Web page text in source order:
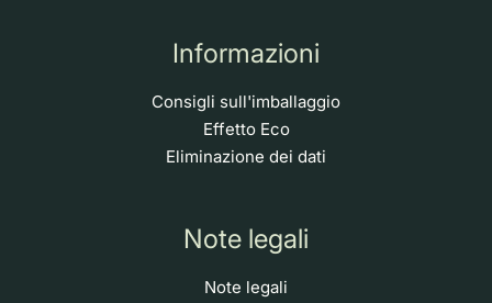
Informazioni
Consigli sull'imballaggio
Effetto Eco
Eliminazione dei dati
Note legali
Note legali